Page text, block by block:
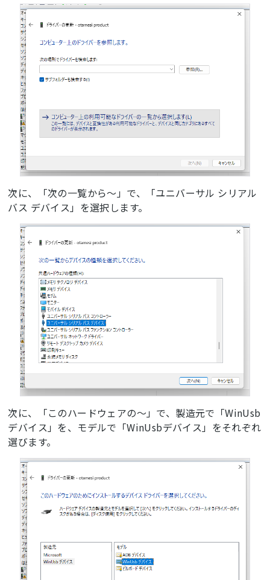
次に、「次の一覧から～」で、「ユニバーサル シリアル
バス デバイス」を選択します。
次に、「このハードウェアの～」で、製造元で「WinUsb
デバイス」を、モデルで「WinUsbデバイス」をそれぞれ
選びます。